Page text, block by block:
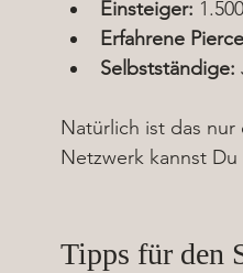
Einsteiger:
Erfahrene
Selbstständige:
Natürlich ist das
Netzwerk kannst
Tipps für den